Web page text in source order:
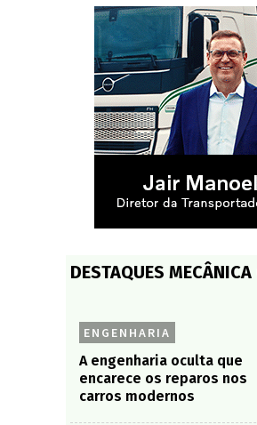
DESTAQUES
ENGENHARIA
A engenharia oculta que
encarece os reparos nos
carros modernos